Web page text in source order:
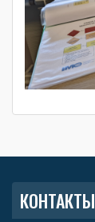
КОНТАКТЫ